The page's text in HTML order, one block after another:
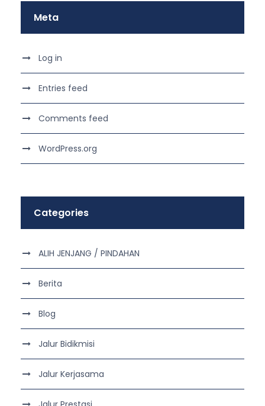
Meta
Log in
Entries feed
Comments feed
WordPress.org
Categories
ALIH JENJANG / PINDAHAN
Berita
Blog
Jalur Bidikmisi
Jalur Kerjasama